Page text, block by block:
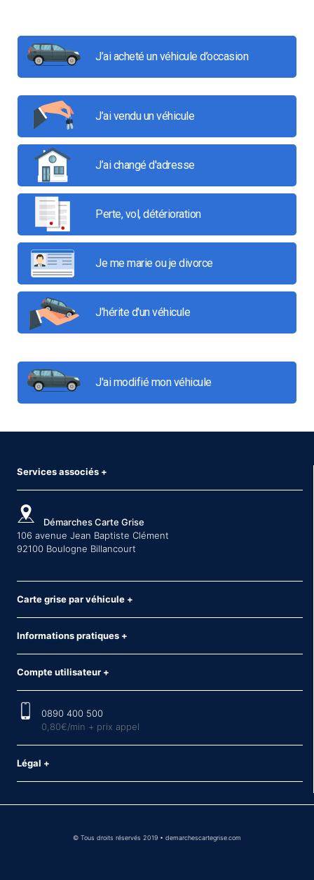
J’ai acheté un véhicule d’occasion
J’ai vendu un véhicule
J’ai changé d'adresse
Perte, vol, détérioration
Je me marie ou je divorce
J’hérite d'un véhicule
J'ai modifié mon véhicule
Services associés +
Démarches Carte Grise
106 avenue Jean Baptiste Clément
92100 Boulogne Billancourt
Carte grise par véhicule +
Informations pratiques +
Compte utilisateur +
0890 400 500
0,80€/min + prix appel
Légal +
© Tous droits réservés 2019 • demarchescartegrise.com